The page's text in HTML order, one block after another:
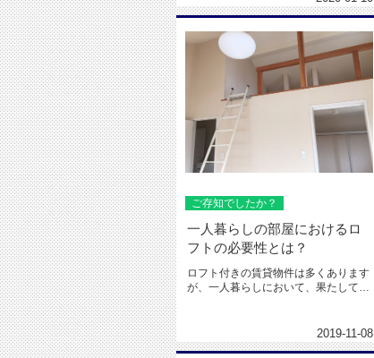
ご存知でしたか？
一人暮らしの部屋におけるロ
フトの必要性とは？
ロフト付きの賃貸物件は多くあります
が、一人暮らしにおいて、果たしてロ
2019-11-08